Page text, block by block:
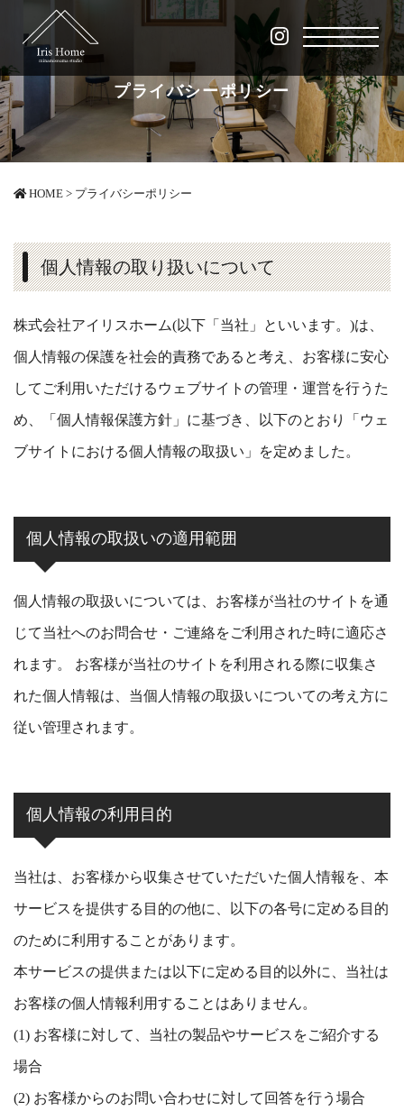
プライバシーポリシー
HOME > プライバシーポリシー
個人情報の取り扱いについて
株式会社アイリスホーム(以下「当社」といいます。)は、
個人情報の保護を社会的責務であると考え、お客様に安心
してご利用いただけるウェブサイトの管理・運営を行うた
め、「個人情報保護方針」に基づき、以下のとおり「ウェ
ブサイトにおける個人情報の取扱い」を定めました。
個人情報の取扱いの適用範囲
個人情報の取扱いについては、お客様が当社のサイトを通
じて当社へのお問合せ・ご連絡をご利用された時に適応さ
れます。 お客様が当社のサイトを利用される際に収集さ
れた個人情報は、当個人情報の取扱いについての考え方に
従い管理されます。
個人情報の利用目的
当社は、お客様から収集させていただいた個人情報を、本
サービスを提供する目的の他に、以下の各号に定める目的
のために利用することがあります。
本サービスの提供または以下に定める目的以外に、当社は
お客様の個人情報利用することはありません。
(1) お客様に対して、当社の製品やサービスをご紹介する
場合
(2) お客様からのお問い合わせに対して回答を行う場合